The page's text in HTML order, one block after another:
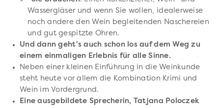
Wassergläser und wenn Sie wollen, idealerweise
noch andere den Wein begleitenden Naschereien
und gut gespitzte Ohren.
Und dann geht's auch schon los auf dem Weg zu
einem einmaligen Erlebnis für alle Sinne.
Neben einer kleinen Einführung in die Weinkunde
steht heute vor allem die Kombination Krimi und
Wein im Vordergrund.
Eine ausgebildete Sprecherin, Tatjana Poloczek